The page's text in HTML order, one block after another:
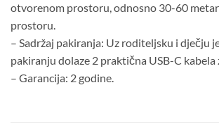
otvorenom prostoru, odnosno 30-60
prostoru.
– Sadržaj pakiranja: Uz roditeljsku i dječju
pakiranju dolaze 2 praktična USB-C kabela
– Garancija: 2 godine.